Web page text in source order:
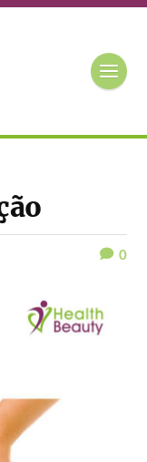
0